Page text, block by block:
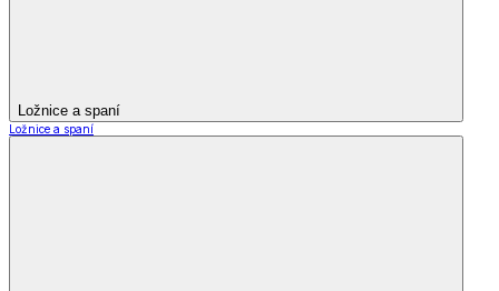
Ložnice a spaní
Ložnice a spaní